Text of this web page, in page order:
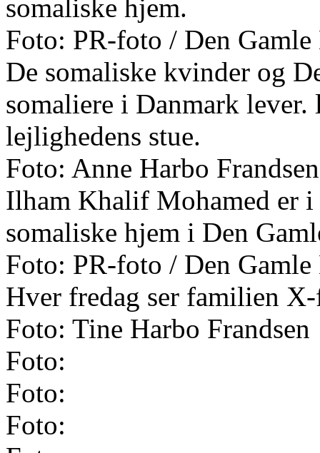
somaliske hjem.
Foto: PR-foto / Den
De somaliske kvinder og
somaliere i Danmark
lejlighedens stue.
Foto: Anne Harbo Frandsen
Ilham Khalif Mohamed er
somaliske hjem i Den
Foto: PR-foto / Den
Hver fredag ser familien
Foto: Tine Harbo Frandsen
Foto:
Foto:
Foto: